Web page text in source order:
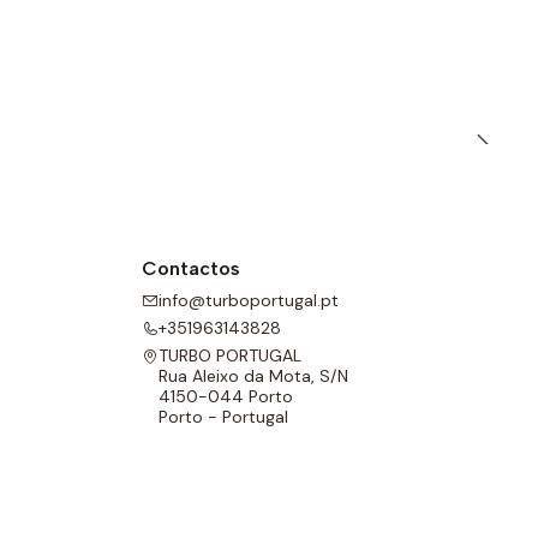
Contactos
info@turboportugal.pt
+351963143828
TURBO PORTUGAL
Rua Aleixo da Mota, S/N
4150-044 Porto
Porto - Portugal